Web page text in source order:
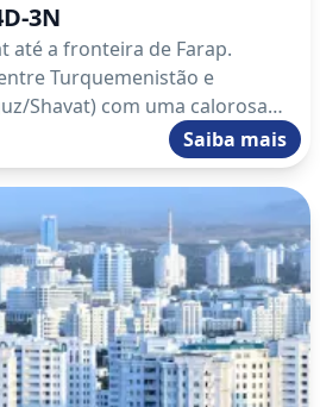
3N
até a fronteira de Farap.
Turquemenistão e
Shavat) com uma calorosa
uma exploração de Kunya
da UNESCO. Em seguida,
para ver a
de Gás de Darvaza, conhecida
Continue para Asgabate, a
para um tour pela cidade.
visitar o parque histórico de
da Rota da Seda. Finalize
(272 km) para cruzar a
Saiba mais